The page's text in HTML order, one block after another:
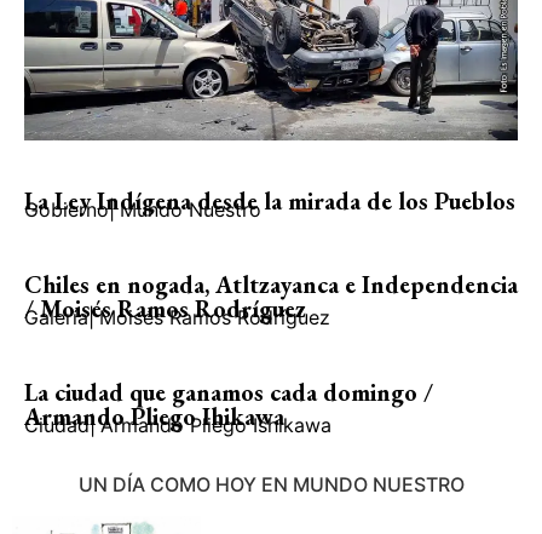
La Ley Indígena desde la mirada de los Pueblos
Gobierno| Mundo Nuestro
Chiles en nogada, Atltzayanca e Independencia
/ Moisés Ramos Rodríguez
Galería| Moisés Ramos Rodríguez
La ciudad que ganamos cada domingo /
Armando Pliego Ihikawa
Ciudad| Armando Pliego Ishikawa
UN DÍA COMO HOY EN MUNDO NUESTRO